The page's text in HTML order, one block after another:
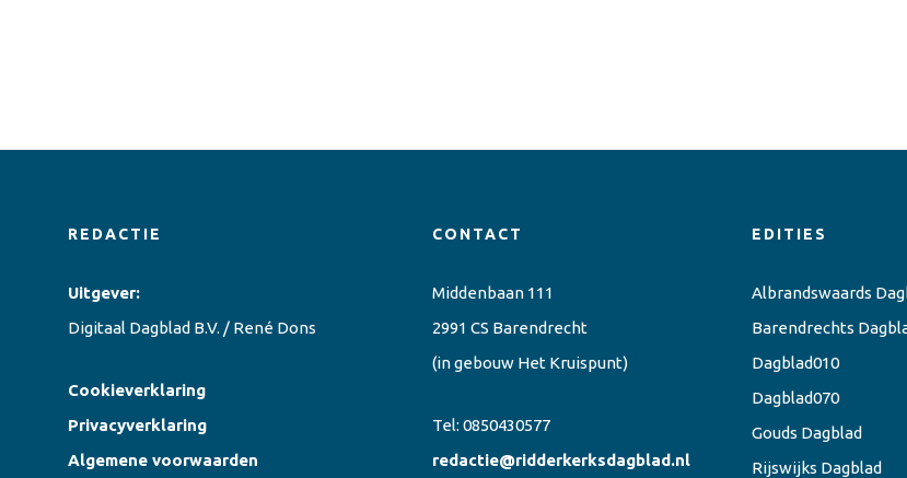
REDACTIE
Uitgever:
Digitaal Dagblad B.V. / René Dons
Cookieverklaring
Privacyverklaring
Algemene voorwaarden
CONTACT
Middenbaan 111
2991 CS Barendrecht
(in gebouw Het Kruispunt)
Tel: 0850430577
redactie@ridderkerksdagblad.nl
EDITIES
Albrandswaards
Barendrechts
Dagblad010
Dagblad070
Gouds Dagblad
Rijswijks Dagblad